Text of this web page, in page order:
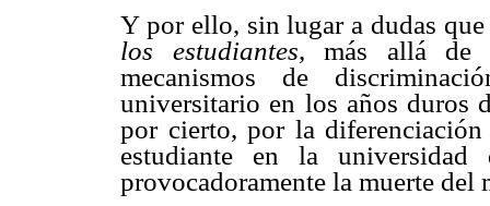
Y por ello, sin lugar a dudas
los estudiantes, más allá de
mecanismos de
universitario en los años duros
por cierto, por la
estudiante en la universidad
provocadoramente la muerte